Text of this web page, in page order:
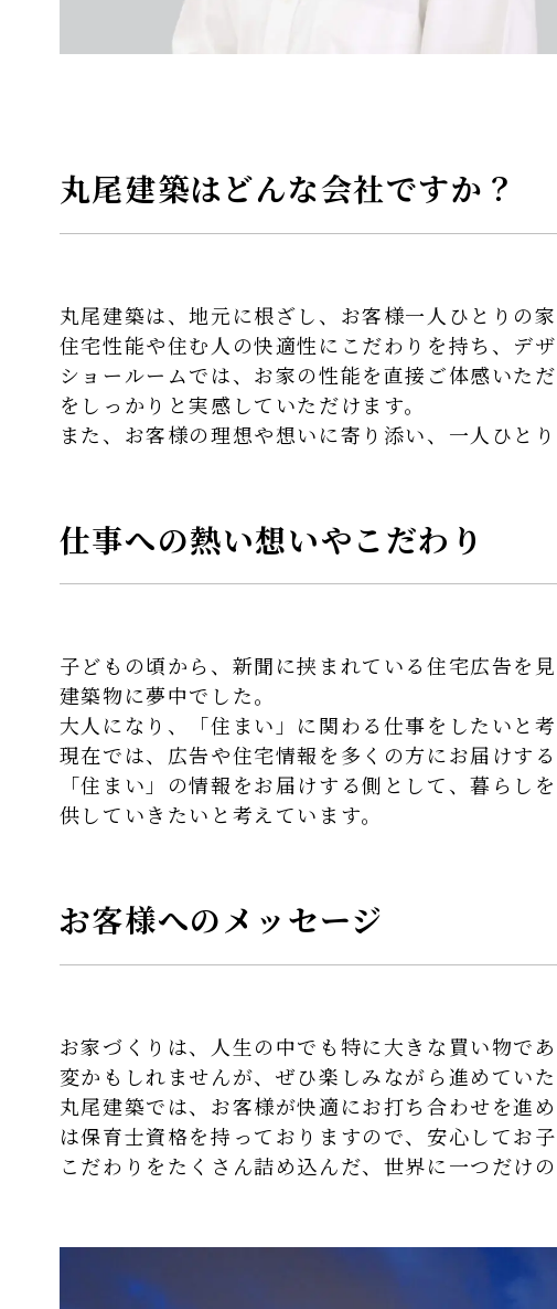
丸尾建築はどんな会社ですか？
丸尾建築は、地元に根ざし、お客様一人ひとりの
住宅性能や住む人の快適性にこだわりを持ち、デ
ショールームでは、お家の性能を直接ご体感いた
をしっかりと実感していただけます。
また、お客様の理想や想いに寄り添い、一人ひと
仕事への熱い想いやこだわり
子どもの頃から、新聞に挟まれている住宅広告を
建築物に夢中でした。
大人になり、「住まい」に関わる仕事をしたいと
現在では、広告や住宅情報を多くの方にお届けす
「住まい」の情報をお届けする側として、暮ら
供していきたいと考えています。
お客様へのメッセージ
お家づくりは、人生の中でも特に大きな買い物で
変かもしれませんが、ぜひ楽しみながら進めていた
丸尾建築では、お客様が快適にお打ち合わせを進
は保育士資格を持っておりますので、安心してお
こだわりをたくさん詰め込んだ、世界に一つだけ